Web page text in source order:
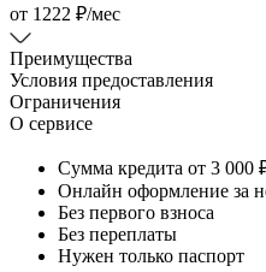
от 1222 ₽/мес
Преимущества
Условия предоставления
Ограничения
О сервисе
Сумма кредита от 3 000
Онлайн оформление за
Без первого взноса
Без переплаты
Нужен только паспорт